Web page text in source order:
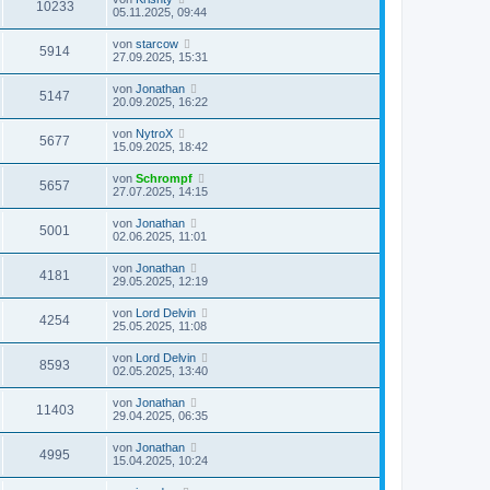
10233
05.11.2025, 09:44
5914 von starcow
27.09.2025, 15:31
5147 von Jonathan
20.09.2025, 16:22
5677 von NytroX
15.09.2025, 18:42
5657 von Schrompf
27.07.2025, 14:15
5001 von Jonathan
02.06.2025, 11:01
4181 von Jonathan
29.05.2025, 12:19
4254 von Lord Delvin
25.05.2025, 11:08
8593 von Lord Delvin
02.05.2025, 13:40
11403 von Jonathan
29.04.2025, 06:35
4995 von Jonathan
15.04.2025, 10:24